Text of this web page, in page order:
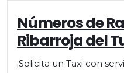
Números
de
Radio
en
Números de
Ribarroja del
¡Solicita un Taxi con